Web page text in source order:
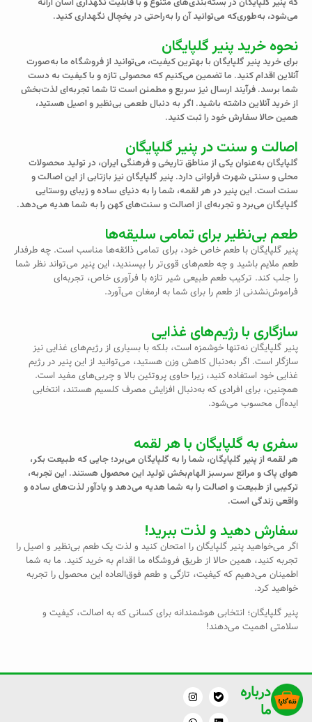
که پنیر گلپایگان در بسته‌بندی‌های متنوع و با قابلیت نگهداری آسان ارائه
می‌شود، به‌طوری‌که می‌توانید آن را به‌راحتی در یخچال نگهداری کنید.
نحوه خرید پنیر گلپایگان
برای خرید پنیر گلپایگان با بهترین کیفیت، می‌توانید از فروشگاه ما به‌صورت
آنلاین اقدام کنید. ما تضمین می‌کنیم که محصولی تازه و با کیفیت به دست
شما برسد. فرآیند ارسال نیز سریع و مطمئن است تا شما تجربه‌ای لذت‌بخش
از خرید آنلاین داشته باشید. اگر به دنبال طعمی بی‌نظیر و اصیل هستید،
همین حالا سفارش خود را ثبت کنید.
اصالت و سنت در پنیر گلپایگان
گلپایگان به‌عنوان یکی از مناطق تاریخی و فرهنگی ایران، در تولید محصولات
محلی و سنتی شهرت فراوانی دارد. پنیر گلپایگان نیز بازتابی از این اصالت و
سنت است. این پنیر در هر لقمه، شما را به دنیای ساده و زیبای روستایی
گلپایگان می‌برد و تجربه‌ای از اصالت و سنت‌های کهن را به شما هدیه می‌دهد.
طعم بی‌نظیر برای تمامی سلیقه‌ها
پنیر گلپایگان با طعم خاص خود، برای تمامی ذائقه‌ها مناسب است. چه طرفدار
طعم ملایم باشید و چه طعم‌های قوی‌تر را بپسندید، این پنیر می‌تواند نظر شما
را جلب کند. ترکیب طعم طبیعی شیر تازه با فرآوری خاص، تجربه‌ای
فراموش‌نشدنی از طعم را برای شما به ارمغان می‌آورد.
سازگاری با رژیم‌های غذایی
پنیر گلپایگان نه‌تنها خوشمزه است، بلکه با بسیاری از رژیم‌های غذایی نیز
سازگار است. اگر به‌دنبال کاهش وزن هستید، می‌توانید از این پنیر در رژیم
غذایی خود استفاده کنید، زیرا حاوی پروتئین بالا و چربی‌های مفید است.
همچنین، برای افرادی که به‌دنبال افزایش مصرف کلسیم هستند، انتخابی
ایده‌آل محسوب می‌شود.
سفری به گلپایگان با هر لقمه
هر لقمه از پنیر گلپایگان، شما را به گلپایگان می‌برد؛ جایی که طبیعت بکر،
هوای پاک و مراتع سرسبز الهام‌بخش تولید این محصول هستند. این تجربه،
ترکیبی از طبیعت و اصالت را به شما هدیه می‌دهد و یادآور لذت‌های ساده و
واقعی زندگی است.
سفارش دهید و لذت ببرید!
اگر می‌خواهید پنیر گلپایگان را امتحان کنید و لذت یک طعم بی‌نظیر و اصیل را
تجربه کنید، همین حالا از طریق فروشگاه ما اقدام به خرید کنید. ما به شما
اطمینان می‌دهیم که کیفیت، تازگی و طعم فوق‌العاده این محصول را تجربه
خواهید کرد.
پنیر گلپایگان؛ انتخابی هوشمندانه برای کسانی که به اصالت، کیفیت و
سلامتی اهمیت می‌دهند!
درباره
ما
I
n
L
i
W
h
T
e